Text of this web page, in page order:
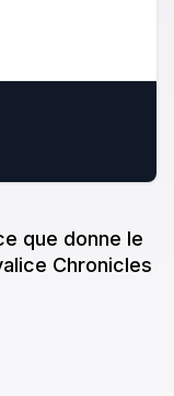
que donne le
Chronicles